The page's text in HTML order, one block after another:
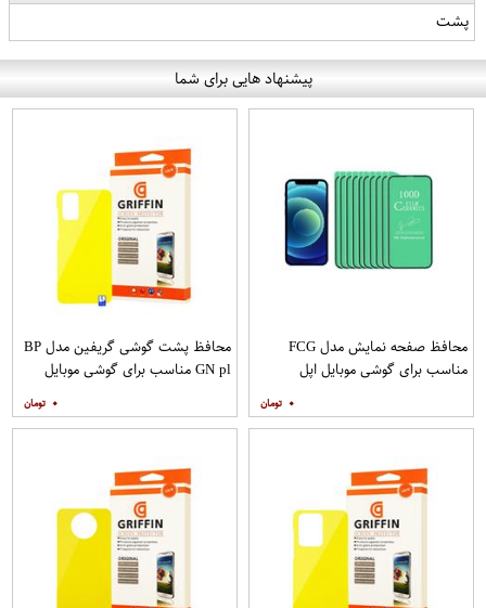
پشت
پیشنهاد هایی برای شما
محافظ صفحه نمایش مدل FCG
مناسب برای گوشی موبایل اپل
۰
محافظ پشت گوشی گریفین مدل BP
GN pl مناسب برای گوشی موبایل
۰